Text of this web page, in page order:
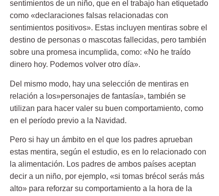
sentimientos de un niño, que en el trabajo han etiquetado
como «declaraciones falsas relacionadas con
sentimientos positivos». Estas incluyen mentiras sobre el
destino de personas o mascotas fallecidas, pero también
sobre una promesa incumplida, como: «No he traído
dinero hoy. Podemos volver otro día».
Del mismo modo, hay una selección de mentiras en
relación a los»personajes de fantasía», también se
utilizan para hacer valer su buen comportamiento, como
en el período previo a la Navidad.
Pero si hay un ámbito en el que los padres aprueban
estas mentira, según el estudio, es en lo relacionado con
la alimentación. Los padres de ambos países aceptan
decir a un niño, por ejemplo, «si tomas brécol serás más
alto» para reforzar su comportamiento a la hora de la